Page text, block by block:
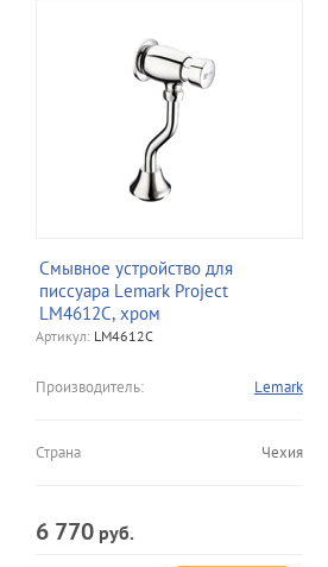
Смывное устройство для
писсуара Lemark Project
LM4612C, хром
Артикул: LM4612C
Производитель: Lemark
Страна Чехия
6 770 руб.